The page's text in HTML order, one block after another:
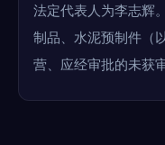
法定代表人为李志辉
制品、水泥预制件（
营、应经审批的未获